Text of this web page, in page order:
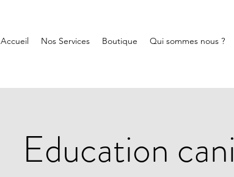
Accueil Nos Services Boutique Qui sommes nous ?
Education